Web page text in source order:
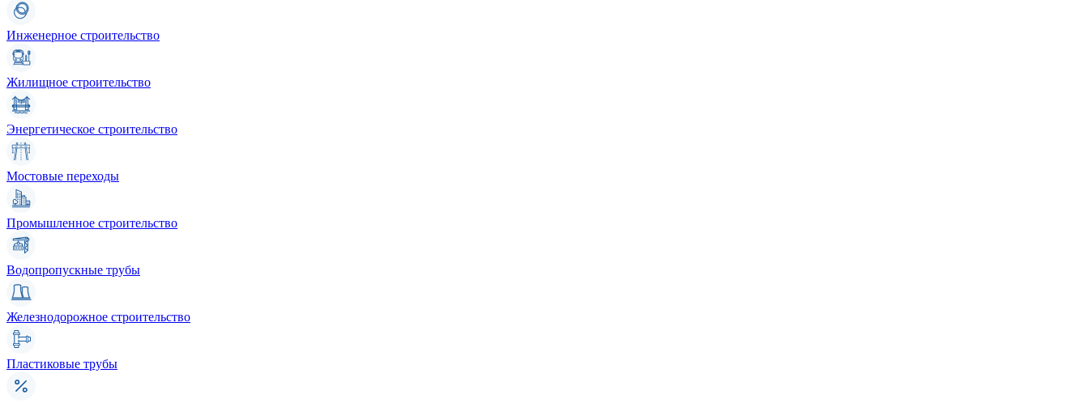
Инженерное строительство
Жилищное строительство
Энергетическое строительство
Мостовые переходы
Промышленное строительство
Водопропускные трубы
Железнодорожное строительство
Пластиковые трубы